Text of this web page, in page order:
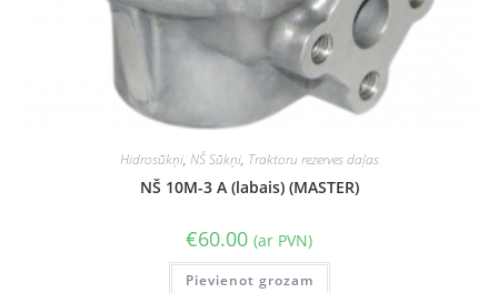
Hidrosūkņi, NŠ Sūkņi, Traktoru rezerves daļas
NŠ 10M-3 A (labais) (MASTER)
€60.00 (ar PVN)
Pievienot grozam